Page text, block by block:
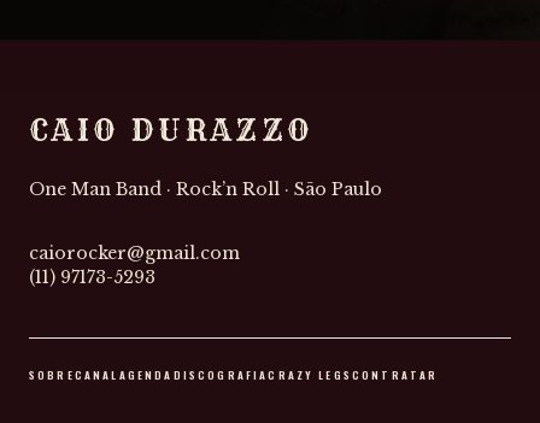
CAIO DURAZZO
One Man Band · Rock’n Roll · São Paulo
caiorocker@gmail.com
(11) 97173-5293
SOBRECANAL AGENDA DISCOGRAFIACRAZY LEGS CONTRATAR